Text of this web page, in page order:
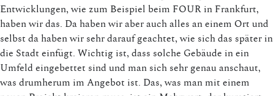
Entwicklungen, wie zum Beispiel beim FOUR in Frankfurt,
haben wir das. Da haben wir aber auch alles an einem Ort und
selbst da haben wir sehr darauf geachtet, wie sich das später in
die Stadt einfügt. Wichtig ist, dass solche Gebäude in ein
Umfeld eingebettet sind und man sich sehr genau anschaut,
was drumherum im Angebot ist. Das, was man mit einem